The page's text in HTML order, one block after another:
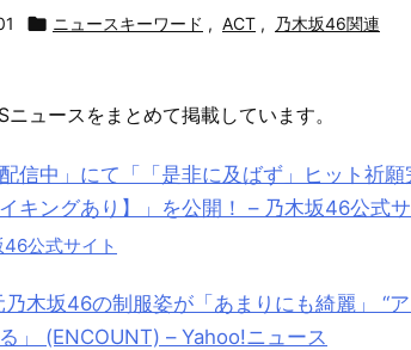
 ニュースキーワード , ACT , 乃木坂46関連
ニュースをまとめて掲載しています。
配信中」にて「「是非に及ばず」ヒット祈
キングあり】」を公開！ – 乃木坂46公式
46公式サイト
木坂46の制服姿が「あまりにも綺麗」 “
る」 (ENCOUNT) – Yahoo!ニュース